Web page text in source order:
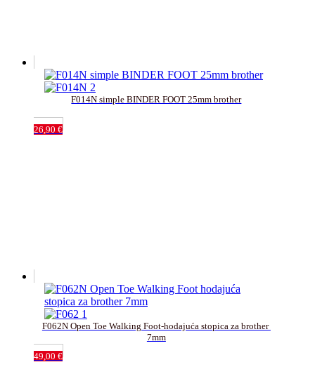
F014N simple BINDER FOOT 25mm brother
26,90 €
F062N Open Toe Walking Foot-hodajuća stopica za brother
7mm
49,00 €